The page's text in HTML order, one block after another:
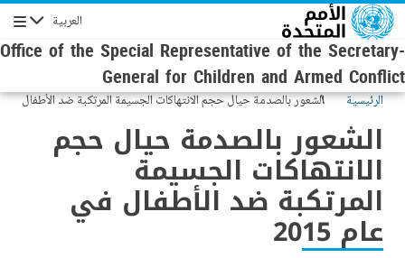
Skip to main content العربية
Office of the Special Representative of the Secretary-
General for Children and Armed Conflict
الرئيسية
الشعور بالصدمة حيال حجم الانتهاكات الجسيمة المرتكبة ضد الأطفال
الشعور بالصدمة حيال حجم
الانتهاكات الجسيمة
المرتكبة ضد الأطفال في
عام 2015